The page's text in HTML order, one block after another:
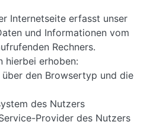
Internetseite erfasst unser
und Informationen vom
Rechners.
hierbei erhoben:
den Browsertyp und die
des Nutzers
Provider des Nutzers